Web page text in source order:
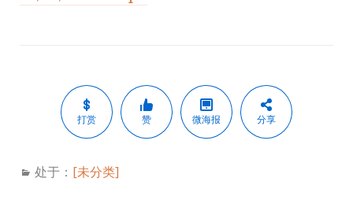
打赏 赞 微海报 分享
处于： [未分类]